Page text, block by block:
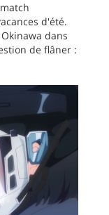
d'été.
dans
de flâner :